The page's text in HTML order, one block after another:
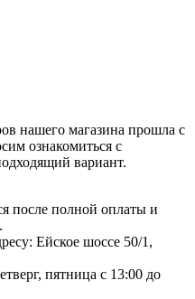
нашего магазина прошла с
ознакомиться с
вариант.
после полной оплаты и
Ейское шоссе 50/1,
пятница с 13:00 до